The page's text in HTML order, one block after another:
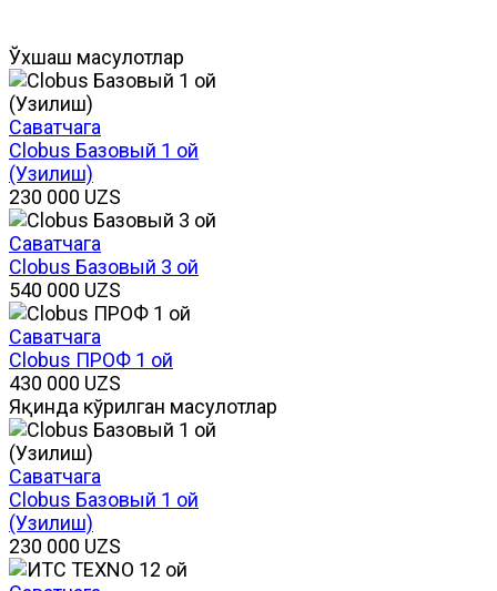
Ўхшаш маҳсулотлар
Саватчага
Clobus Базовый 1 ой
(Узилиш)
230 000 UZS
Саватчага
Clobus Базовый 3 ой
540 000 UZS
Саватчага
Clobus ПРОФ 1 ой
430 000 UZS
Яқинда кўрилган маҳсулотлар
Саватчага
Clobus Базовый 1 ой
(Узилиш)
230 000 UZS